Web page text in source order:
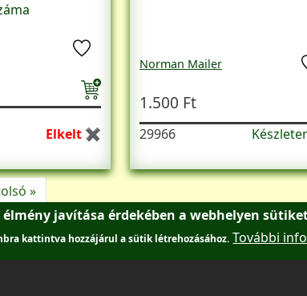
Elkelt ✖
Norman Mailer
1.500 Ft
29966
oldal
»Utolsó oldal
javítása érdekében a webhelyen
kattintva hozzájárul a sütik létrehozásához. További